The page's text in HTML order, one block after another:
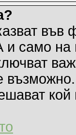
във
на
е